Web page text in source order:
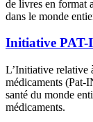
de livres en format
dans le monde
Initiative PAT-
L’Initiative relative
médicaments (Pat-
santé du monde
médicaments.